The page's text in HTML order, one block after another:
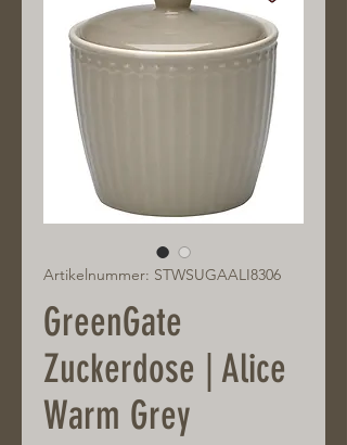
Artikelnummer: STWSUGAALI8306
GreenGate
Zuckerdose | Alice
Warm Grey